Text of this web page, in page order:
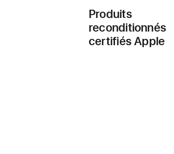
Produits
reconditionnés
certifiés Apple